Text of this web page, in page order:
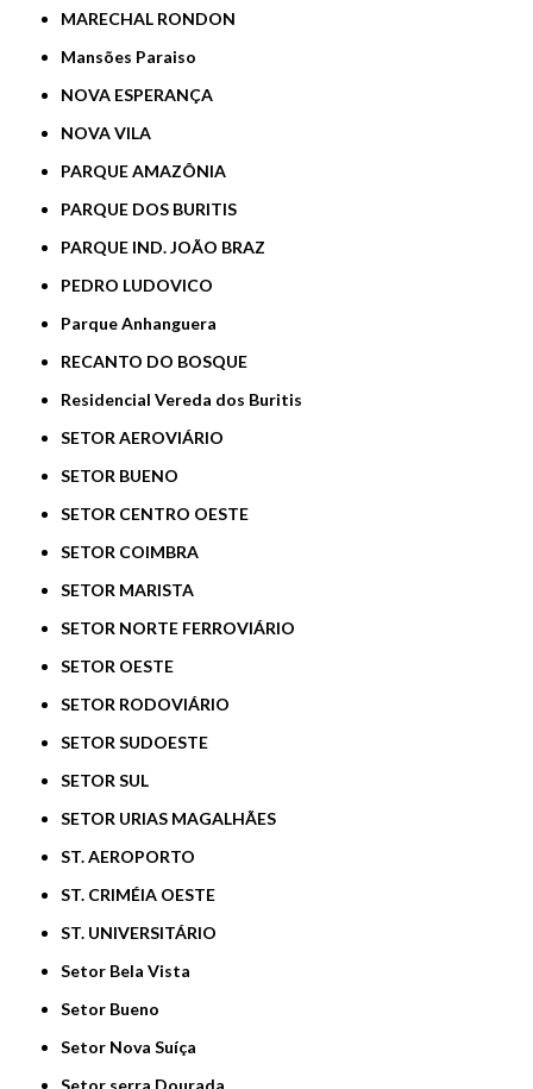
MARECHAL RONDON
Mansões Paraiso
NOVA ESPERANÇA
NOVA VILA
PARQUE AMAZÔNIA
PARQUE DOS BURITIS
PARQUE IND. JOÃO BRAZ
PEDRO LUDOVICO
Parque Anhanguera
RECANTO DO BOSQUE
Residencial Vereda dos Buritis
SETOR AEROVIÁRIO
SETOR BUENO
SETOR CENTRO OESTE
SETOR COIMBRA
SETOR MARISTA
SETOR NORTE FERROVIÁRIO
SETOR OESTE
SETOR RODOVIÁRIO
SETOR SUDOESTE
SETOR SUL
SETOR URIAS MAGALHÃES
ST. AEROPORTO
ST. CRIMÉIA OESTE
ST. UNIVERSITÁRIO
Setor Bela Vista
Setor Bueno
Setor Nova Suíça
Setor serra Dourada